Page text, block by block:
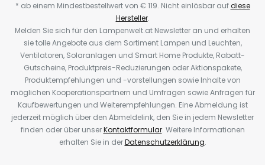
* ab einem Mindestbestellwert von € 119. Nicht einlösbar aufdiese
Hersteller.
Melden Sie sich für den Lampenwelt.at Newsletter an und erhalten
sie tolle Angebote aus dem Sortiment Lampen und Leuchten,
Ventilatoren, Solaranlagen und Smart Home Produkte, Rabatt-
Gutscheine, Produktpreis-Reduzierungen oder Aktionspakete,
Produktempfehlungen und -vorstellungen sowie Inhalte von
möglichen Kooperationspartnern und Umfragen sowie Anfragen für
Kaufbewertungen und Weiterempfehlungen. Eine Abmeldung ist
jederzeit möglich über den Abmeldelink, den Sie in jedem Newsletter
finden oder über unserKontaktformular. Weitere Informationen
erhalten Sie in derDatenschutzerklärung.